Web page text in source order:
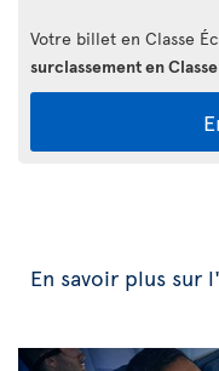
Votre billet en Classe
surclassement en
En savoir plus sur